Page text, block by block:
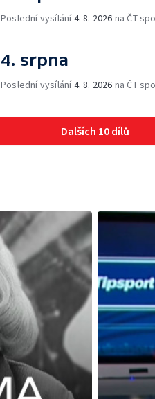
Poslední vysílání4. 8. 2026 na ČT
4. srpna
Poslední vysílání4. 8. 2026 na ČT
Dalších 10 dílů